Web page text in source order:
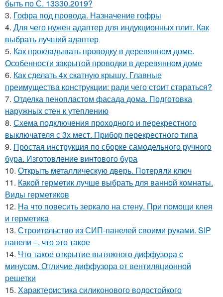
быть по С. 13330.2019?
3. Гофра под провода. Назначение гофры
4. Для чего нужен адаптер для индукционных плит. Как
выбрать лучший адаптер
5. Как прокладывать проводку в деревянном доме.
Особенности закрытой проводки в деревянном доме
6. Как сделать 4х скатную крышу. Главные
преимущества конструкции: ради чего стоит стараться?
7. Отделка пенопластом фасада дома. Подготовка
наружных стен к утеплению
8. Схема подключения проходного и перекрестного
выключателя с 3х мест. Прибор перекрестного типа
9. Простая инструкция по сборке самодельного ручного
бура. Изготовление винтового бура
10. Открыть металлическую дверь. Потеряли ключ
11. Какой герметик лучше выбрать для ванной комнаты.
Виды герметиков
12. На что повесить зеркало на стену. При помощи клея
и герметика
13. Строительство из СИП-панелей своими руками. SIP
панели –, что это такое
14. Что такое открытие вытяжного диффузора с
минусом. Отличие диффузора от вентиляционной
решетки
15. Характеристика силиконового водостойкого